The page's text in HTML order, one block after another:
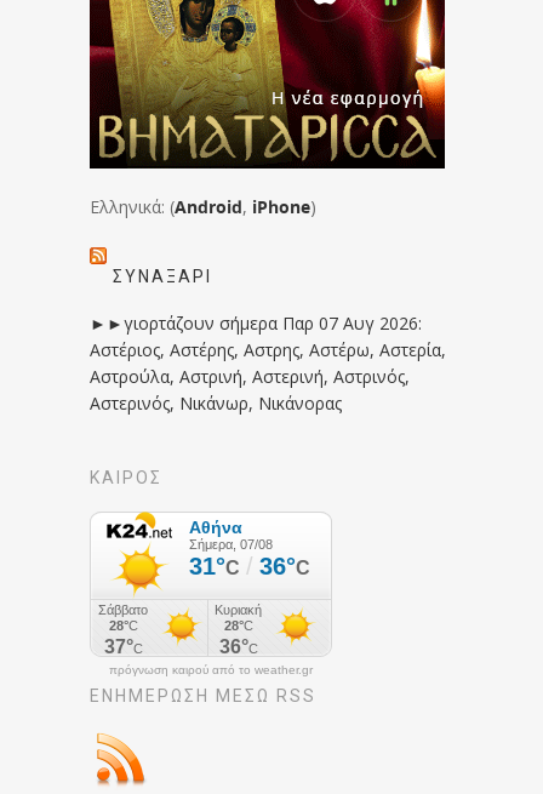
Ελληνικά: (Android, iPhone)
ΣΥΝΑΞΆΡΙ
►►γιορτάζουν σήμερα Παρ 07 Αυγ 2026:
Αστέριος, Αστέρης, Αστρης, Αστέρω, Αστερία,
Αστρούλα, Αστρινή, Αστερινή, Αστρινός,
Αστερινός, Νικάνωρ, Νικάνορας
ΚΑΙΡΟΣ
πρόγνωση καιρού από το weather.gr
ΕΝΗΜΈΡΩΣΉ ΜΕΣΩ RSS